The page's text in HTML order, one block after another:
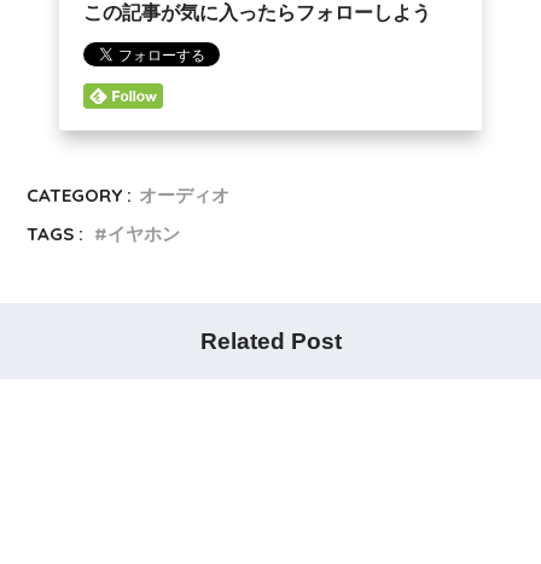
この記事が気に入ったらフォローしよう
CATEGORY : オーディオ
TAGS :
イヤホン
Related Post